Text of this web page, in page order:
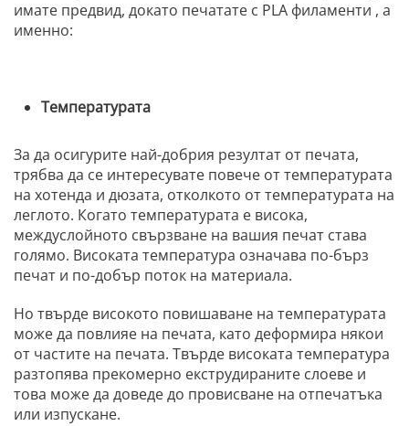
имате предвид, докато печатате с PLA филаменти , а
именно:
Температурата
За да осигурите най-добрия резултат от печата,
трябва да се интересувате повече от температурата
на хотенда и дюзата, отколкото от температурата на
леглото. Когато температурата е висока,
междуслойното свързване на вашия печат става
голямо. Високата температура означава по-бърз
печат и по-добър поток на материала.
Но твърде високото повишаване на температурата
може да повлияе на печата, като деформира някои
от частите на печата. Твърде високата температура
разтопява прекомерно екструдираните слоеве и
това може да доведе до провисване на отпечатъка
или изпускане.